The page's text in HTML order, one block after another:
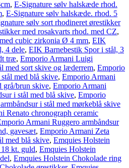
, E-Signature sølv halskæde rhod.
, E-Signature sølv halskæde. rhod. 5
sølv sort rhodineret ørestikker
med rosakvarts rhod. med CZ,
cubic zirkonia Ø 4 mm, EIK
4 dele, EIK Barnebestik Spor i stål, 3
træ, Emporio Armani Luigi
med sort skive og læderrem, Emporio
med blå skive, Emporio Armani
grå/brun skive, Emporio Armani
i stål med blå skive, Emporio
i stål med mørkeblå skive
Renato chronograph ceramic
Armani Ruggero armbåndsur
gavesæt, Emporio Armani Zeta
med blå skive, Emquies Holstein
kt. guld, Emquies Holstein
, Emquies Holstein Chokolade ring